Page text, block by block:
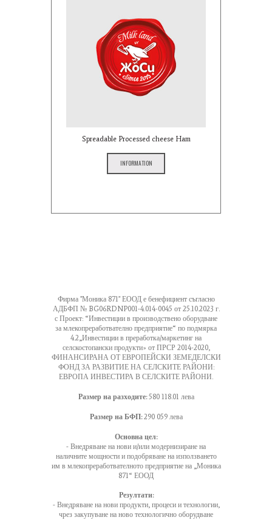
Spreadable Processed cheese Ham
INFORMATION
Фирма "Моника 871" ЕООД е бенефициент съгласно
АДБФП № BG06RDNP001-4.014-0045 от 25.10.2023 г.
с Проект: “Инвестиции в производствено оборудване
за млекопреработвателно предприятие“ по подмярка
4.2„Инвестиции в преработка/маркетинг на
селскостопански продукти» от ПРСР 2014-2020,
ФИНАНСИРАНА ОТ ЕВРОПЕЙСКИ ЗЕМЕДЕЛСКИ
ФОНД ЗА РАЗВИТИЕ НА СЕЛСКИТЕ РАЙОНИ:
ЕВРОПА ИНВЕСТИРА В СЕЛСКИТЕ РАЙОНИ.
Размер на разходите:580 118.01 лева
Размер на БФП:290 059 лева
Основна цел:
- Внедряване на нови и/или модернизиране на
наличните мощности и подобряване на използването
им в млекопреработвателното предприятие на „Моника
871“ ЕООД
Резултати:
- Внедряване на нови продукти, процеси и технологии,
чрез закупуване на ново технологично оборудване